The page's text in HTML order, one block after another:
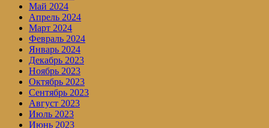
Май 2024
Апрель 2024
Март 2024
Февраль 2024
Январь 2024
Декабрь 2023
Ноябрь 2023
Октябрь 2023
Сентябрь 2023
Август 2023
Июль 2023
Июнь 2023